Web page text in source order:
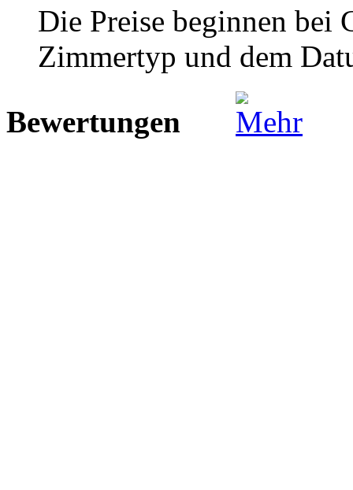
Die Preise beginnen bei
Zimmertyp und dem
Bewertungen